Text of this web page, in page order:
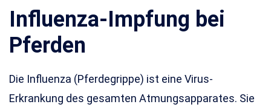
Influenza-Impfung bei
Pferden
Die Influenza (Pferdegrippe) ist eine Virus-
Erkrankung des gesamten Atmungsapparates. Sie